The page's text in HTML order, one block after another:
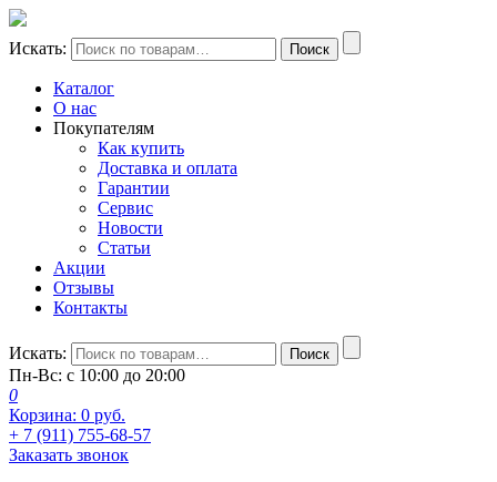
Искать: Поиск
Каталог
О нас
Покупателям
Как купить
Доставка и оплата
Гарантии
Сервис
Новости
Статьи
Акции
Отзывы
Контакты
Искать: Поиск
Пн-Вс: с 10:00 до 20:00
0
Корзина: 0 руб.
+ 7 (911) 755-68-57
Заказать звонок